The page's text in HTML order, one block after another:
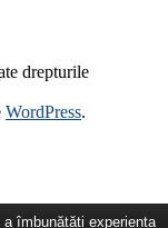
drepturile
WordPress.
îmbunătăți experiența